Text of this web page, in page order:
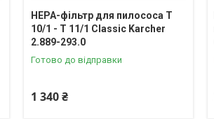
HEPA-фільтр для пилососа T
10/1 - T 11/1 Classic Karcher
2.889-293.0
Готово до відправки
1 340 ₴